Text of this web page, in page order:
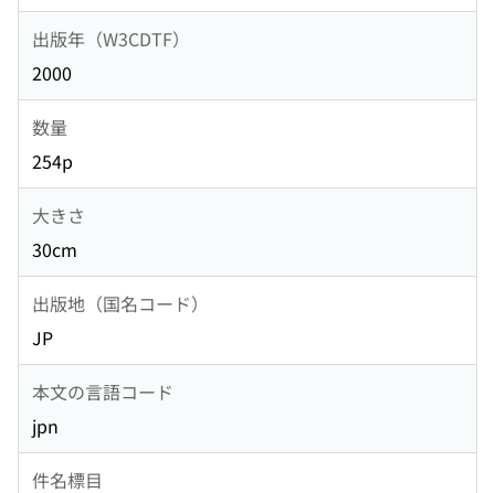
出版年（W3CDTF）
2000
数量
254p
大きさ
30cm
出版地（国名コード）
JP
本文の言語コード
jpn
件名標目